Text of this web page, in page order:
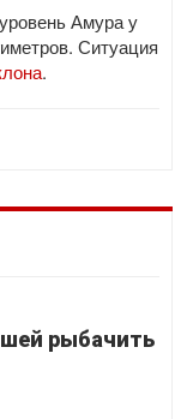
Амура у
Ситуация
.
рыбачить